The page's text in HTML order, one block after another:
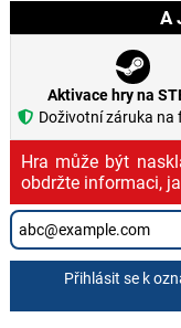
A
Aktivace hry na
Doživotní záruka na
Hra může být
obdržte informaci,
Přihlásit se k